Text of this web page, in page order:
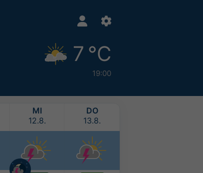
7 °C
19:00
MI
12.8.
DO
13.8.